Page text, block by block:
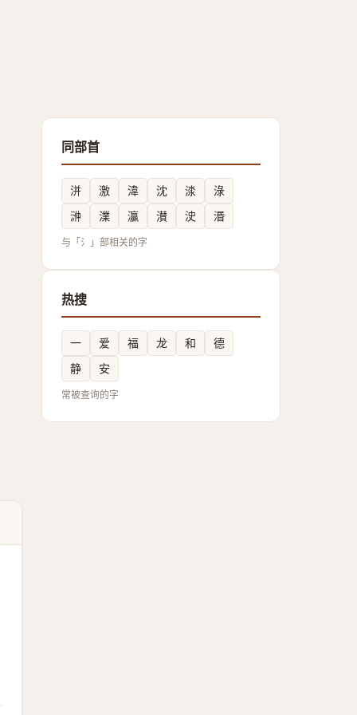
同部首
洴 激 湋 沈 渁
淥
㴢
澲 灜 濽 㳏 湣
与「氵」部相关的字
热搜
一 爱 福 龙 和
德
静
安
常被查询的字